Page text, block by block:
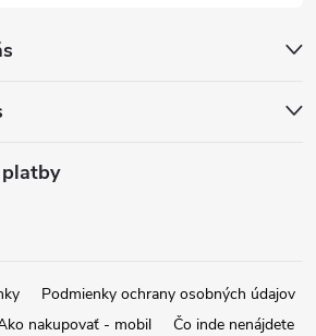
Podmienky ochrany osobných údajov
nakupovať - mobil
Čo inde nenájdete